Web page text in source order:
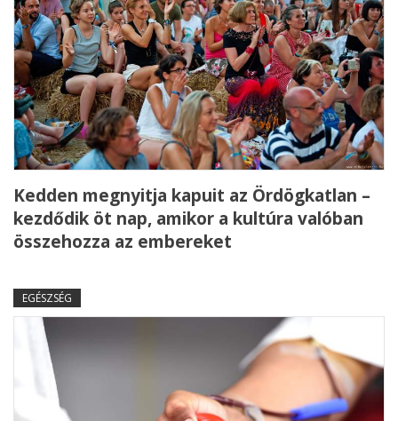
Kedden megnyitja kapuit az Ördögkatlan –
kezdődik öt nap, amikor a kultúra valóban
összehozza az embereket
EGÉSZSÉG